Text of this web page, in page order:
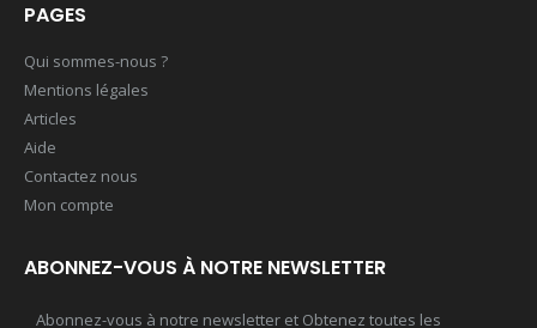
PAGES
Qui sommes-nous ?
Mentions légales
Articles
Aide
Contactez nous
Mon compte
ABONNEZ-VOUS À NOTRE NEWSLETTER
Abonnez-vous à notre newsletter et Obtenez toutes les